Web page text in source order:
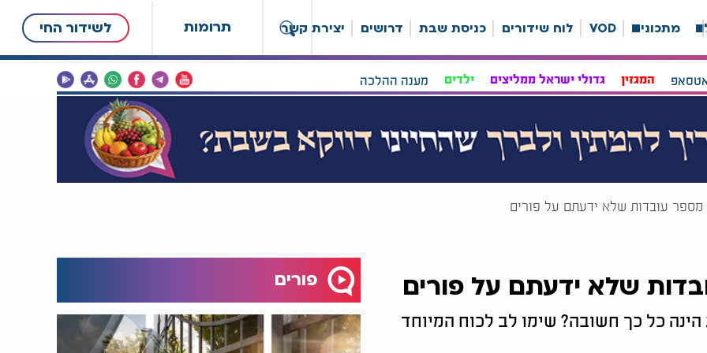
תרומות לשידור החי מתכונים VOD לוח שידורים כניסת שבת דרושים יצירת קשר
המגזין גדולי ישראל ממליצים ילדים מענה ההלכה
עובדות שלא ידעתם על פורים
שלא ידעתם על פורים
כל כך חשובה? שימו לב לכוח המיוחד
פורים